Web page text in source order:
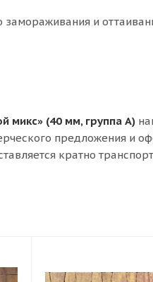
и
микс» (40 мм, группа А)
предложения и
кратно